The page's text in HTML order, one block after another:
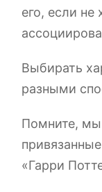
его, если не
Выбирать
разными
Помните,
«Гарри